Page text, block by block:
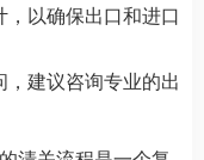
以确保出口和进口
建议咨询专业的出